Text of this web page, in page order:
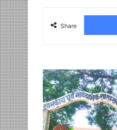
Share
मिड-
डे
मील
जूठा
परोसे
जाने